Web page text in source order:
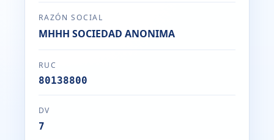
RAZÓN SOCIAL
MHHH SOCIEDAD ANONIMA
RUC
80138800
DV
7